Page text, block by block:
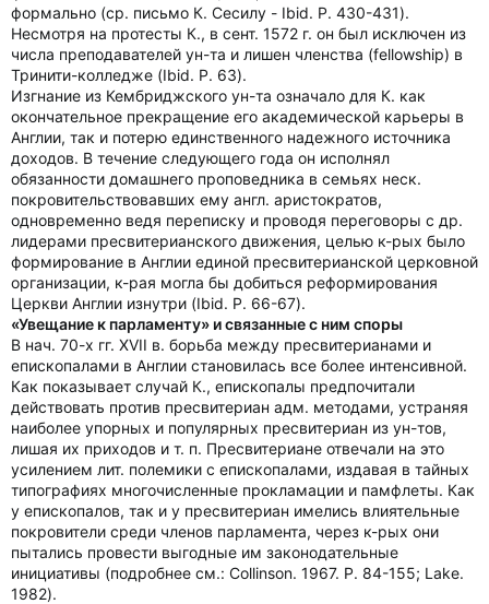
формально (ср. письмо К. Сесилу - Ibid. P. 430-431).
Несмотря на протесты К., в сент. 1572 г. он был исключен из
числа преподавателей ун-та и лишен членства (fellowship) в
Тринити-колледже (Ibid. P. 63).
Изгнание из Кембриджского ун-та означало для К. как
окончательное прекращение его академической карьеры в
Англии, так и потерю единственного надежного источника
доходов. В течение следующего года он исполнял
обязанности домашнего проповедника в семьях неск.
покровительствовавших ему англ. аристократов,
одновременно ведя переписку и проводя переговоры с др.
лидерами пресвитерианского движения, целью к-рых было
формирование в Англии единой пресвитерианской церковной
организации, к-рая могла бы добиться реформирования
Церкви Англии изнутри (Ibid. P. 66-67).
«Увещание к парламенту» и связанные с ним споры
В нач. 70-х гг. XVII в. борьба между пресвитерианами и
епископалами в Англии становилась все более интенсивной.
Как показывает случай К., епископалы предпочитали
действовать против пресвитериан адм. методами, устраняя
наиболее упорных и популярных пресвитериан из ун-тов,
лишая их приходов и т. п. Пресвитериане отвечали на это
усилением лит. полемики с епископалами, издавая в тайных
типографиях многочисленные прокламации и памфлеты. Как
у епископалов, так и у пресвитериан имелись влиятельные
покровители среди членов парламента, через к-рых они
пытались провести выгодные им законодательные
инициативы (подробнее см.: Collinson. 1967. P. 84-155; Lake.
1982).